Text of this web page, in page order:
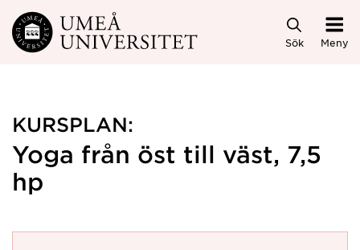
Hoppa direkt till innehållet
Sök Meny
KURSPLAN:
Yoga från öst till väst, 7,5
hp